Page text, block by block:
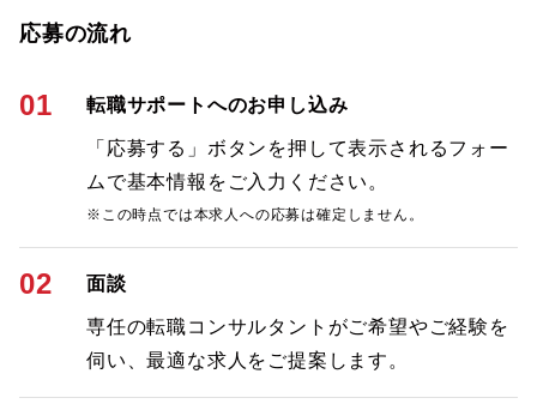
応募の流れ
01 転職サポートへのお申し込み
「応募する」ボタンを押して表示されるフォー
ムで基本情報をご入力ください。
※この時点では本求人への応募は確定しません。
02 面談
専任の転職コンサルタントがご希望やご経験を
伺い、最適な求人をご提案します。